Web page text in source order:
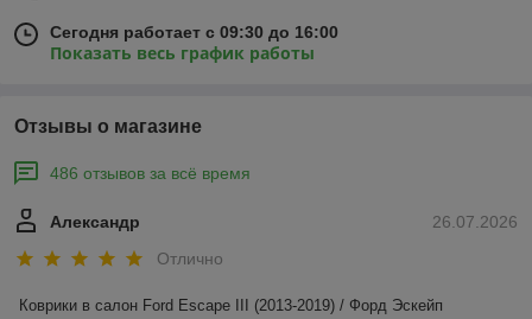
Сегодня работает с 09:30 до 16:00
Показать весь график работы
Отзывы о магазине
486 отзывов за всё время
26.07.2026
Александр
Отлично
Коврики в салон Ford Escape III (2013-2019) / Форд Эскейп